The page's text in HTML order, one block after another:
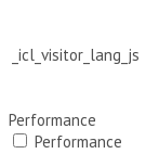
_icl_visitor_lang_js
Performance
Performance